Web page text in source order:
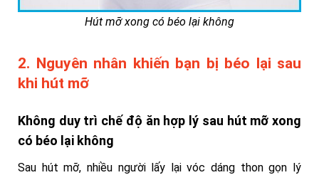
Hút mỡ xong có béo lại không
2. Nguyên nhân khiến bạn bị béo lại sau
khi hút mỡ
Không duy trì chế độ ăn hợp lý sau hút mỡ xong
có béo lại không
Sau hút mỡ, nhiều người lấy lại vóc dáng thon gọn lý